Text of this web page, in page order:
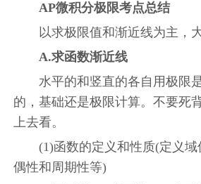
AP微积分极限考点总结
以求极限值和渐近线为主，
A.求函数渐近线
水平的和竖直的各自用极限
的，基础还是极限计算。不要死
上去看。
(1)函数的定义和性质(定义域
偶性和周期性等)